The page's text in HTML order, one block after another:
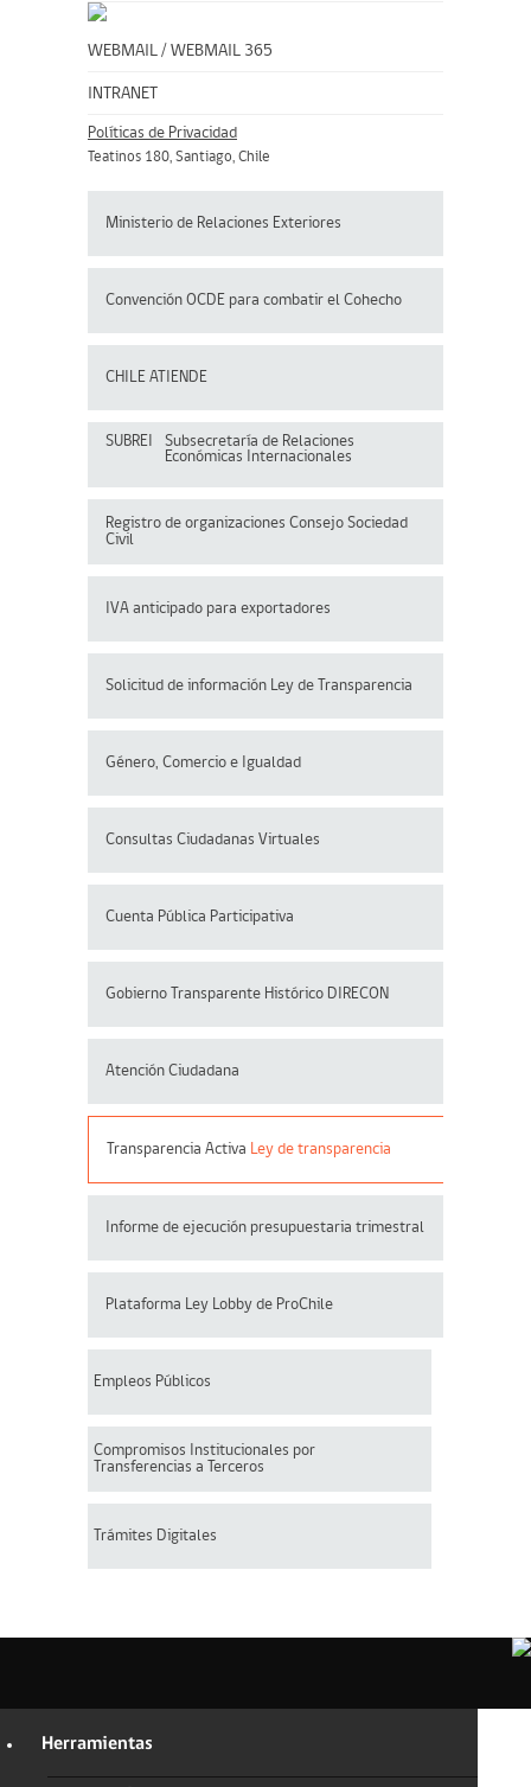
WEBMAIL / WEBMAIL 365
INTRANET
Políticas de Privacidad
Teatinos 180, Santiago, Chile
Ministerio de Relaciones Exteriores
Convención OCDE para combatir el Cohecho
CHILE ATIENDE
SUBREI
Subsecretaría de Relaciones
Económicas Internacionales
Registro de organizaciones Consejo Sociedad
Civil
IVA anticipado para exportadores
Solicitud de información Ley de Transparencia
Género, Comercio e Igualdad
Consultas Ciudadanas Virtuales
Cuenta Pública Participativa
Gobierno Transparente Histórico DIRECON
Atención Ciudadana
Transparencia Activa Ley de transparencia
Informe de ejecución presupuestaria trimestral
Plataforma Ley Lobby de ProChile
Empleos Públicos
Compromisos Institucionales por
Transferencias a Terceros
Trámites Digitales
Herramientas